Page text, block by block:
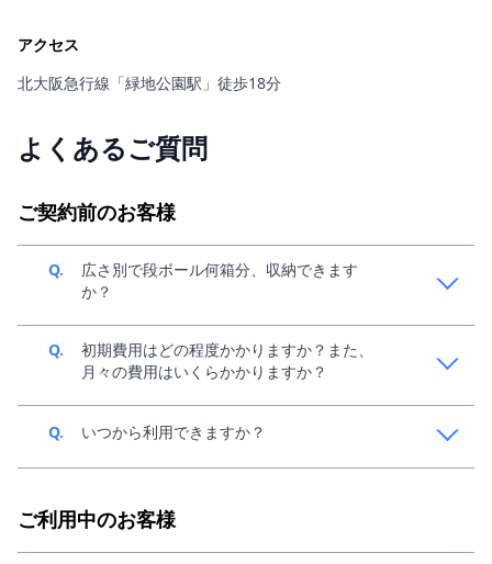
アクセス
北大阪急行線「緑地公園駅」徒歩18分
よくあるご質問
ご契約前のお客様
Q.
広さ別で段ボール何箱分、収納できます
か？
A.
中身によって変動してきますが、目安1畳で140サイズ
段ボール、約36個分収納可能です。収納イメージは、
Q.
初期費用はどの程度かかりますか？また、
月々の費用はいくらかかりますか？
A.
ご利用条件によって異なるため、スペラボ新規窓口
Q. いつから利用できますか？
み・ご契約につきましては、
ご利用中のお客様